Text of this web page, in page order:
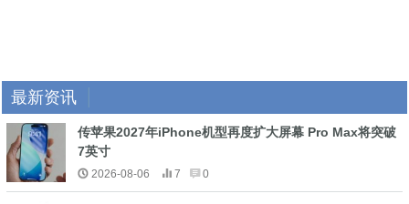
最新资讯
传苹果2027年iPhone机型再度扩大屏幕 Pro Max将突破
7英寸
2026-08-06 7 0